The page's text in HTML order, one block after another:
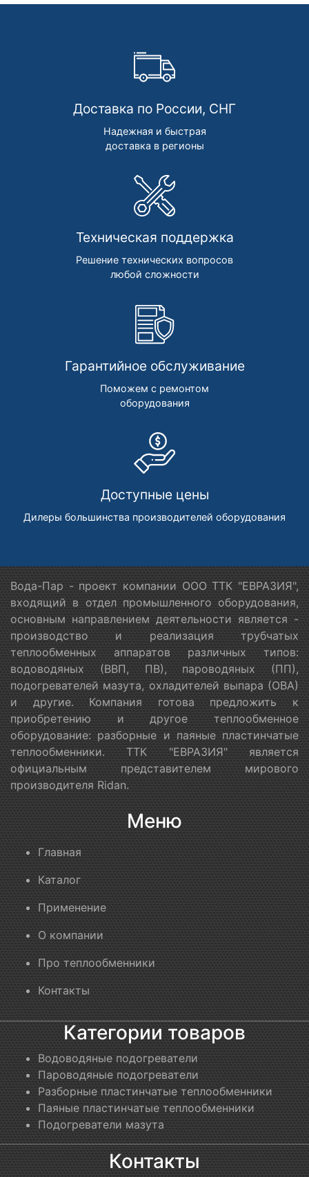
Доставка по России, СНГ
Надежная и быстрая
доставка в регионы
Техническая поддержка
Решение технических вопросов
любой сложности
Гарантийное обслуживание
Поможем с ремонтом
оборудования
Доступные цены
Дилеры большинства производителей оборудования
Вода-Пар - проект компании ООО ТТК "ЕВРАЗИЯ",
входящий в отдел промышленного оборудования,
основным направлением деятельности является -
производство и реализация трубчатых
теплообменных аппаратов различных типов:
водоводяных (ВВП, ПВ), пароводяных (ПП),
подогревателей мазута, охладителей выпара (ОВА)
и другие. Компания готова предложить к
приобретению и другое теплообменное
оборудование: разборные и паяные пластинчатые
теплообменники. ТТК "ЕВРАЗИЯ" является
официальным представителем мирового
производителя Ridan.
Меню
Главная
Каталог
Применение
О компании
Про теплообменники
Контакты
Категории товаров
Водоводяные подогреватели
Пароводяные подогреватели
Разборные пластинчатые теплообменники
Паяные пластинчатые теплообменники
Подогреватели мазута
Контакты